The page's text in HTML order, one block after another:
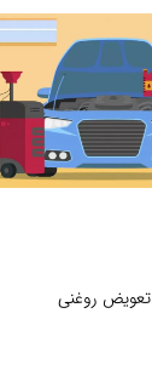
تعویض روغنی